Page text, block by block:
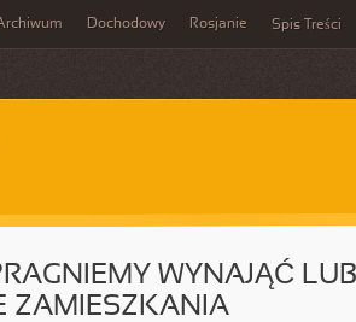
Dochodowy Rosjanie Spis Treści
WYNAJĄĆ
ZAMIESZKANIA